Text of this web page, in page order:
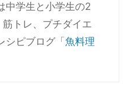
中学生と小学生の2
トレ、プチダイエ
シピブログ「 魚料理